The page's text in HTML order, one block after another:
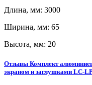
Длина, мм: 3000
Ширина, мм: 65
Высота, мм: 20
Отзывы Комплект
экраном и заглушками LC-